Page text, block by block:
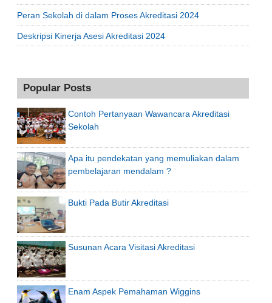
Peran Sekolah di dalam Proses Akreditasi 2024
Deskripsi Kinerja Asesi Akreditasi 2024
Popular Posts
Contoh Pertanyaan Wawancara Akreditasi
Sekolah
Apa itu pendekatan yang memuliakan dalam
pembelajaran mendalam ?
Bukti Pada Butir Akreditasi
Susunan Acara Visitasi Akreditasi
Enam Aspek Pemahaman Wiggins